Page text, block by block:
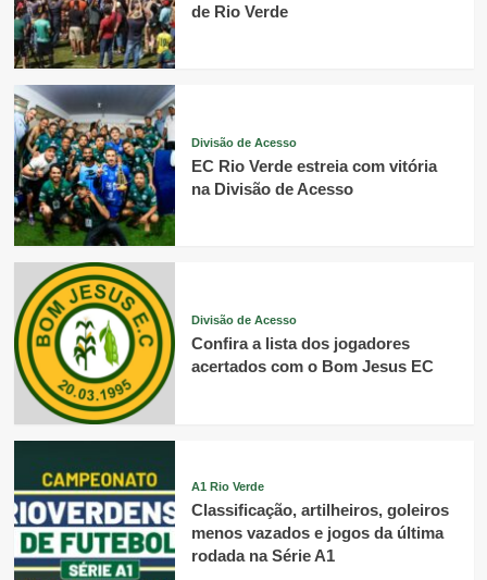
de Rio Verde
Divisão de Acesso
EC Rio Verde estreia com vitória
na Divisão de Acesso
Divisão de Acesso
Confira a lista dos jogadores
acertados com o Bom Jesus EC
A1 Rio Verde
Classificação, artilheiros, goleiros
menos vazados e jogos da última
rodada na Série A1